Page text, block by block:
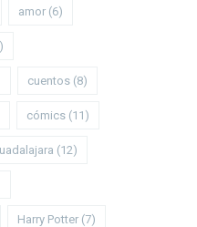
amor (6)
cuentos (8)
cómics (11)
(12)
Harry Potter (7)